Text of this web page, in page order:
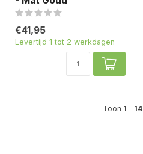
€41,95
Levertijd 1 tot 2 werkdagen
Toon 1 - 14